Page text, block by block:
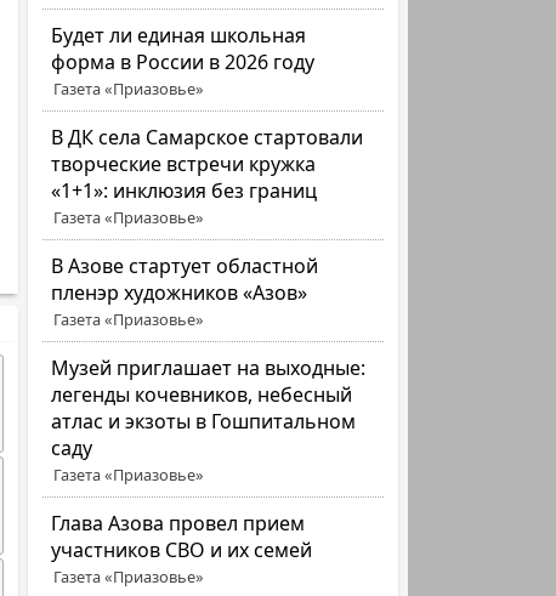
Будет ли единая школьная
форма в России в 2026 году
Газета «Приазовье»
В ДК села Самарское стартовали
творческие встречи кружка
«1+1»: инклюзия без границ
Газета «Приазовье»
В Азове стартует областной
пленэр художников «Азов»
Газета «Приазовье»
Музей приглашает на выходные:
легенды кочевников, небесный
атлас и экзоты в Гошпитальном
саду
Газета «Приазовье»
Глава Азова провел прием
участников СВО и их семей
Газета «Приазовье»